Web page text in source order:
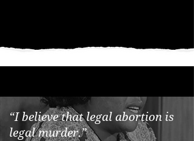
“I believe that legal abortion is
legal murder.”